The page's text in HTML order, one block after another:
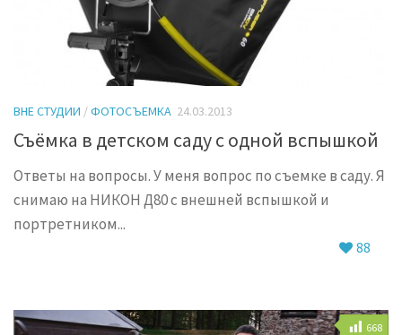
ВНЕ СТУДИИ /ФОТОСЪЕМКА 24.03.2013
Съёмка в детском саду с одной вспышкой
Ответы на вопросы. У меня вопрос по съемке в саду. Я
снимаю на НИКОН Д80 с внешней вспышкой и
портретником...
88
668